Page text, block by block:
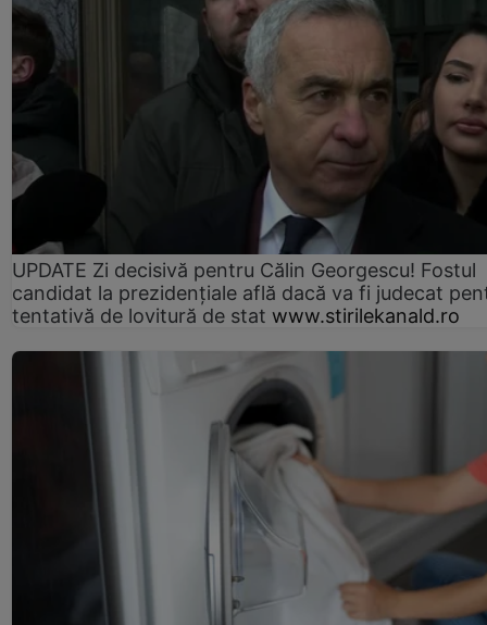
UPDATE Zi decisivă pentru Călin Georgescu! Fostul
candidat la prezidențiale află dacă va fi judecat
tentativă de lovitură de stat www.stirilekanald.ro